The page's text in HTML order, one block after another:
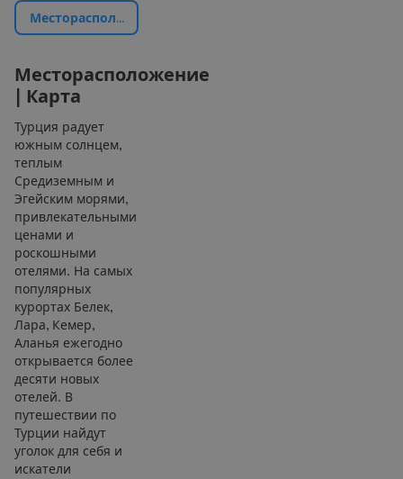
Месторасполож
Месторасположение
Карта
Турция радует
южным солнцем,
теплым
Средиземным и
Эгейским морями,
привлекательными
ценами и
роскошными
отелями. На самых
популярных
курортах Белек,
Лара, Кемер,
Аланья ежегодно
открывается более
десяти новых
отелей. В
путешествии по
Турции найдут
уголок для себя и
искатели